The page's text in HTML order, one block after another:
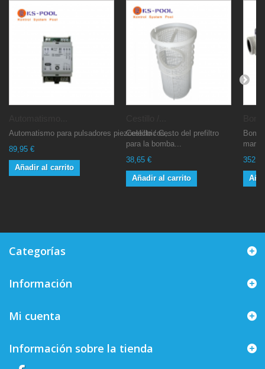
Automatismo para pulsadores piezoeléctricos,...
89,95 €
Añadir al carrito
Cestillo / Cesto del prefiltro
para la bomba...
38,65 €
Añadir al carrito
Categorías
Información
Mi cuenta
Información sobre la tienda